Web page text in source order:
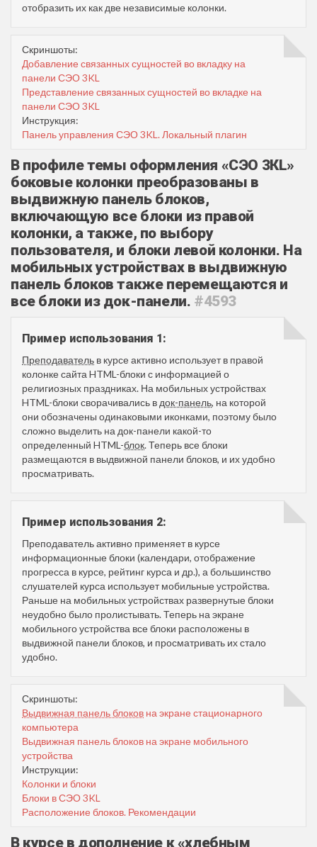
отобразить их как две независимые колонки.
Скриншоты:
Добавление связанных сущностей во вкладку на
панели СЭО 3KL
Представление связанных сущностей во вкладке на
панели СЭО 3KL
Инструкция:
Панель управления СЭО 3KL. Локальный плагин
В профиле темы оформления «СЭО 3КL»
боковые колонки преобразованы в
выдвижную панель блоков,
включающую все блоки из правой
колонки, а также, по выбору
пользователя, и блоки левой колонки. На
мобильных устройствах в выдвижную
панель блоков также перемещаются и
все блоки из док-панели. #4593
Пример использования 1:
Преподаватель в курсе активно использует в правой
колонке сайта HTML-блоки с информацией о
религиозных праздниках. На мобильных устройствах
HTML-блоки сворачивались в док-панель, на которой
они обозначены одинаковыми иконками, поэтому было
сложно выделить на док-панели какой-то
определенный HTML-блок. Теперь все блоки
размещаются в выдвижной панели блоков, и их удобно
просматривать.
Пример использования 2:
Преподаватель активно применяет в курсе
информационные блоки (календари, отображение
прогресса в курсе, рейтинг курса и др.), а большинство
слушателей курса использует мобильные устройства.
Раньше на мобильных устройствах развернутые блоки
неудобно было пролистывать. Теперь на экране
мобильного устройства все блоки расположены в
выдвижной панели блоков, и просматривать их стало
удобно.
Скриншоты:
Выдвижная панель блоков на экране стационарного
компьютера
Выдвижная панель блоков на экране мобильного
устройства
Инструкции:
Колонки и блоки
Блоки в СЭО 3KL
Расположение блоков. Рекомендации
В курсе в дополнение к «хлебным